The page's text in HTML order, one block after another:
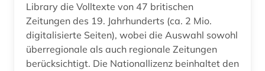
beneluxländer (1)
benin (1)
benjamin (1)
Library die Volltexte von 47 britischen
Zeitungen des 19. Jahrhunderts (ca. 2 Mio.
digitalisierte Seiten), wobei die Auswahl sowohl
überregionale als auch regionale Zeitungen
berücksichtigt. Die Nationallizenz beinhaltet den